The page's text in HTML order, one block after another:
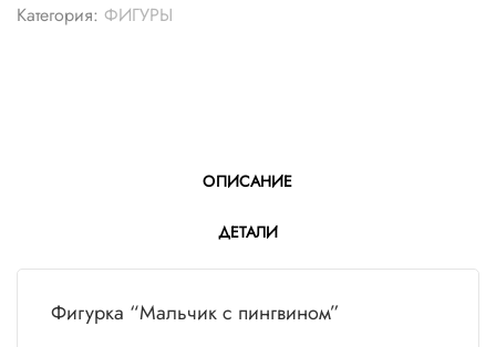
Категория: ФИГУРЫ
ОПИСАНИЕ
ДЕТАЛИ
Фигурка “Мальчик с пингвином”